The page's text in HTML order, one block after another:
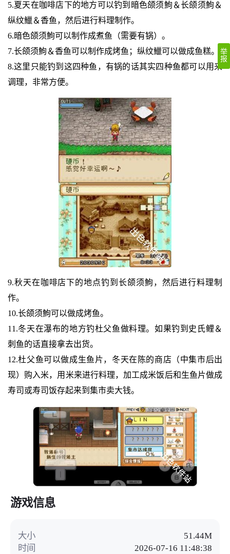
5.夏天在咖啡店下的地方可以钓到暗色颌须鮈＆长颌须鮈＆
纵纹鱲＆香鱼，然后进行料理制作。
6.暗色颌须鮈可以制作成煮鱼（需要有锅）。
7.长颌须鮈＆香鱼可以制作成烤鱼；纵纹鱲可以做成鱼糕。
8.这里只能钓到这四种鱼，有锅的话其实四种鱼都可以用来
调理，非常方便。
9.秋天在咖啡店下的地点钓到长颌须鮈，然后进行料理制
作。
10.长颌须鮈可以做成烤鱼。
11.冬天在瀑布的地方钓杜父鱼做料理。如果钓到史氏鲤＆
刺鱼的话直接拿去出货。
12.杜父鱼可以做成生鱼片，冬天在陈的商店（中集市后出
现）购入米，用米来进行料理，加工成米饭后和生鱼片做成
寿司或寿司饭存起来到集市卖大钱。
游戏信息
大小
51.44M
时间
2026-07-16 11:48:38
举
报